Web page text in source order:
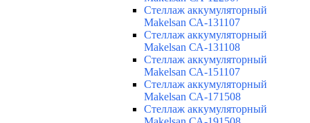
Cтеллаж аккумуляторный
Makelsan СА-131107
Cтеллаж аккумуляторный
Makelsan СА-131108
Cтеллаж аккумуляторный
Makelsan СА-151107
Cтеллаж аккумуляторный
Makelsan СА-171508
Cтеллаж аккумуляторный